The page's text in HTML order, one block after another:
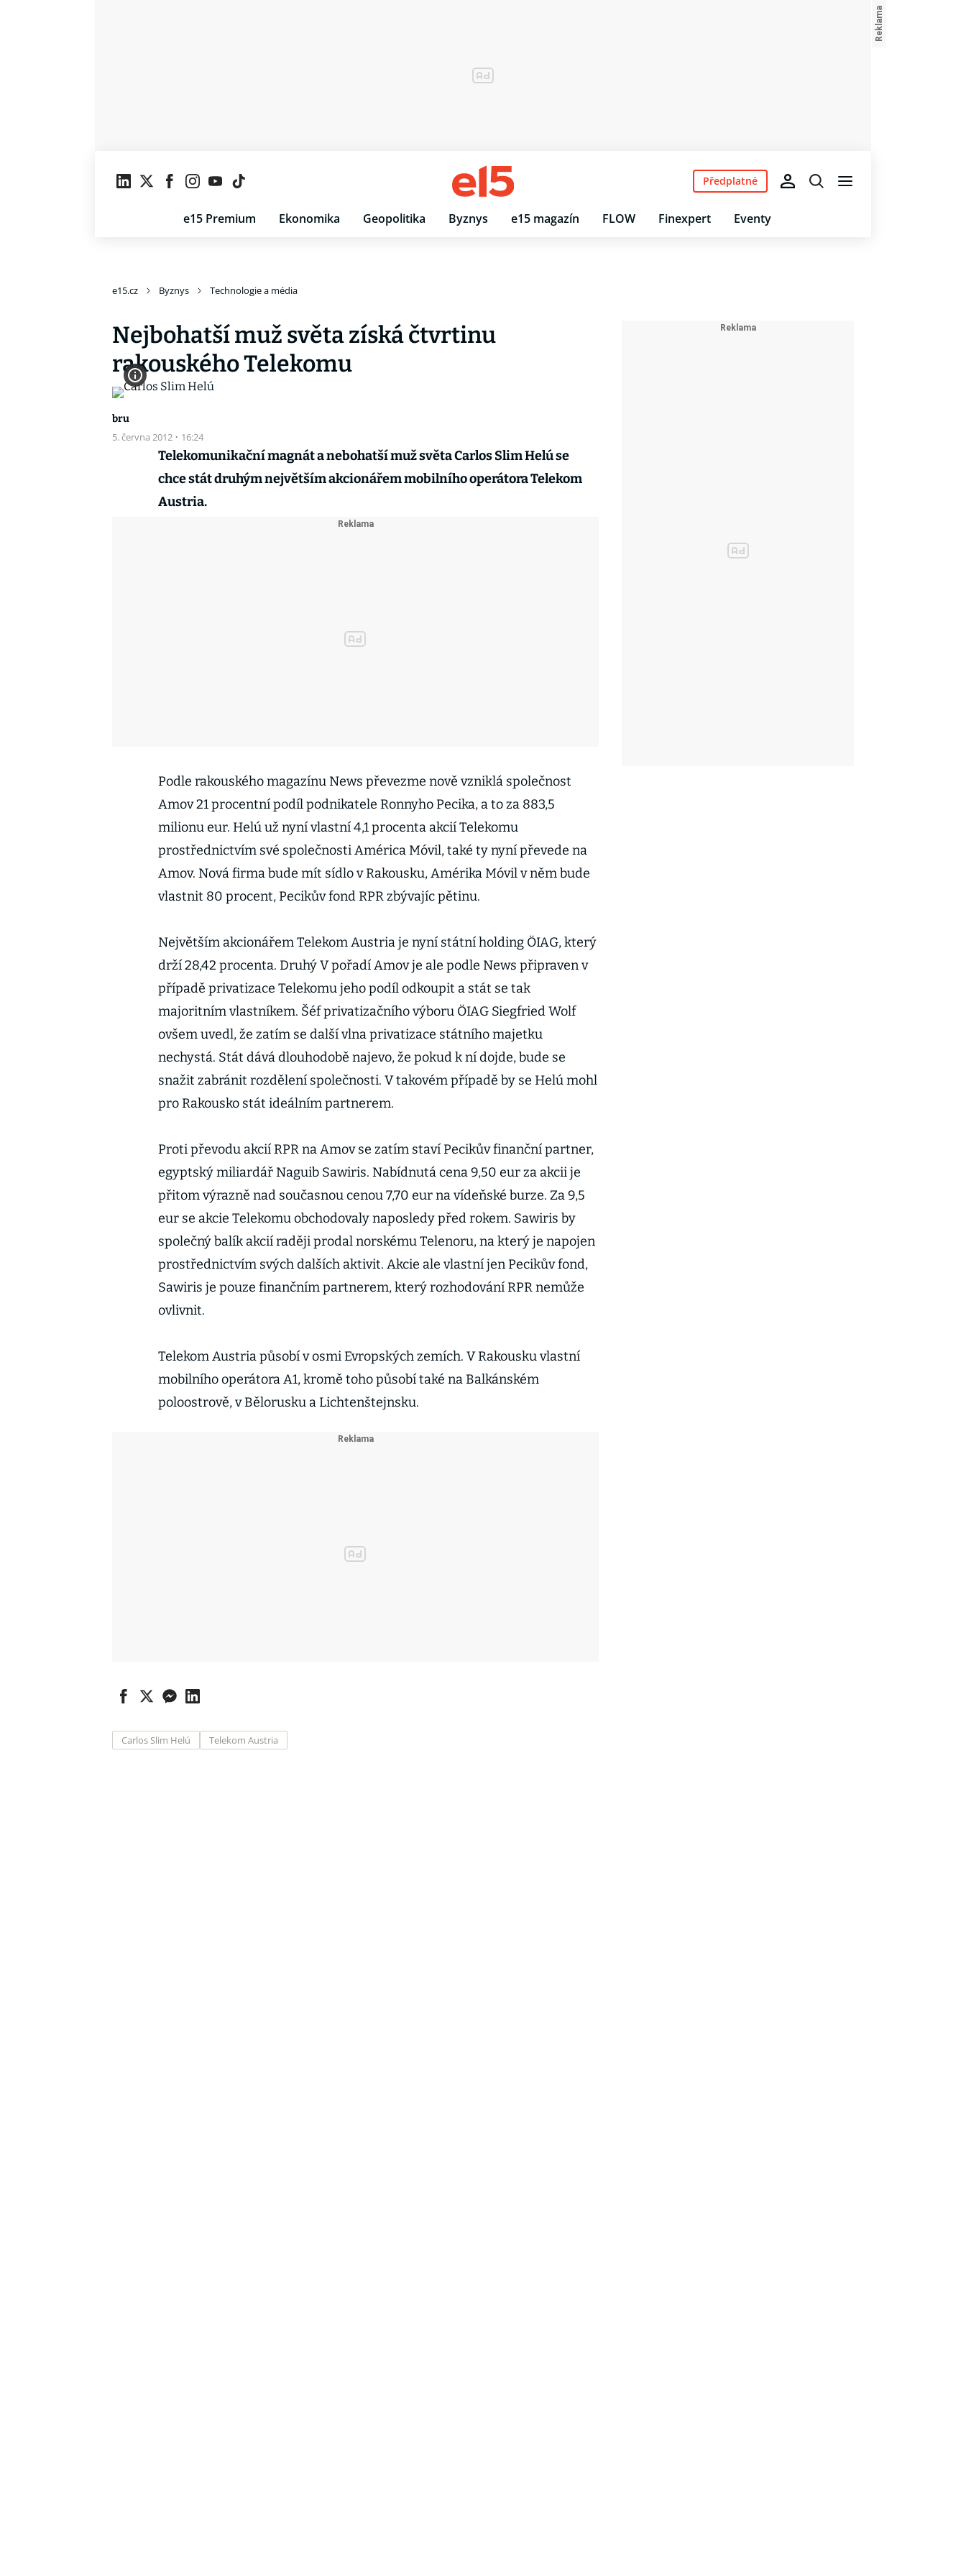
e15 Premium Ekonomika Geopolitika Byznys e15 magazín FLOW Finexpert Eventy
Předplatné
e15.cz Byznys Technologie a média
Nejbohatší muž světa získá čtvrtinu
rakouského Telekomu
bru
5. června 2012 · 16:24
Telekomunikační magnát a nebohatší muž světa Carlos Slim Helú se
chce stát druhým největším akcionářem mobilního operátora Telekom
Austria.
Podle rakouského magazínu News převezme nově vzniklá společnost
Amov 21 procentní podíl podnikatele Ronnyho Pecika, a to za 883,5
milionu eur. Helú už nyní vlastní 4,1 procenta akcií Telekomu
prostřednictvím své společnosti América Móvil, také ty nyní převede na
Amov. Nová firma bude mít sídlo v Rakousku, Amérika Móvil v něm bude
vlastnit 80 procent, Pecikův fond RPR zbývajíc pětinu.
Největším akcionářem Telekom Austria je nyní státní holding ÖIAG, který
drží 28,42 procenta. Druhý V pořadí Amov je ale podle News připraven v
případě privatizace Telekomu jeho podíl odkoupit a stát se tak
majoritním vlastníkem. Šéf privatizačního výboru ÖIAG Siegfried Wolf
ovšem uvedl, že zatím se další vlna privatizace státního majetku
nechystá. Stát dává dlouhodobě najevo, že pokud k ní dojde, bude se
snažit zabránit rozdělení společnosti. V takovém případě by se Helú mohl
pro Rakousko stát ideálním partnerem.
Proti převodu akcií RPR na Amov se zatím staví Pecikův finanční partner,
egyptský miliardář Naguib Sawiris. Nabídnutá cena 9,50 eur za akcii je
přitom výrazně nad současnou cenou 7,70 eur na vídeňské burze. Za 9,5
eur se akcie Telekomu obchodovaly naposledy před rokem. Sawiris by
společný balík akcií raději prodal norskému Telenoru, na který je napojen
prostřednictvím svých dalších aktivit. Akcie ale vlastní jen Pecikův fond,
Sawiris je pouze finančním partnerem, který rozhodování RPR nemůže
ovlivnit.
Telekom Austria působí v osmi Evropských zemích. V Rakousku vlastní
mobilního operátora A1, kromě toho působí také na Balkánském
poloostrově, v Bělorusku a Lichtenštejnsku.
Carlos Slim Helú Telekom Austria